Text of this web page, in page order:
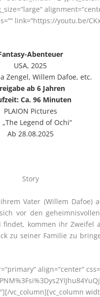
link=“https://youtu.be/
Abenteuer
USA, 2025
Zengel, Willem Dafoe, etc.
ab 6 Jahren
Ca. 96 Minuten
PLAION Pictures
„The Legend of Ochi“
Ab 28.08.2025
Story
Vater (Willem Dafoe)
vor den
kommen ihr Zweifel
zu seiner Familie zu
align=“center“
vc_column][vc_column